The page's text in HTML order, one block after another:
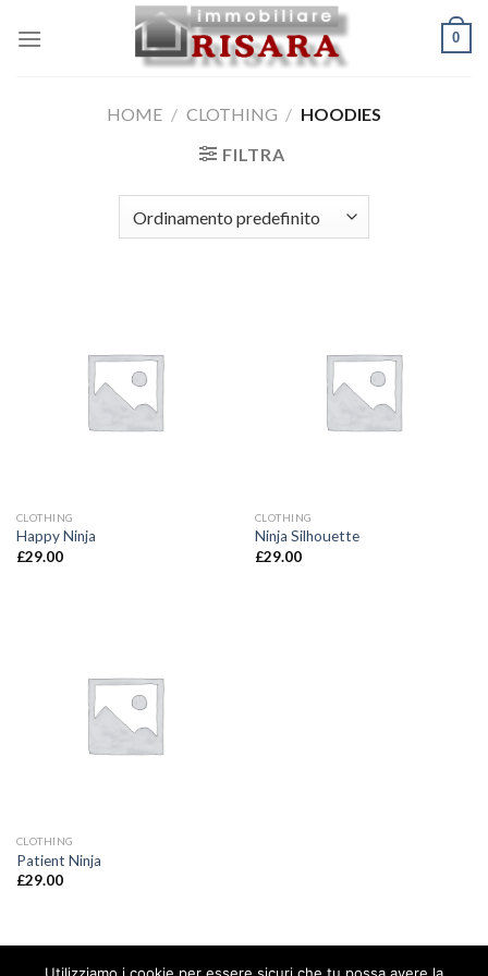
0
HOME / CLOTHING / HOODIES
FILTRA
CLOTHING
Happy Ninja
£29.00
CLOTHING
Ninja Silhouette
£29.00
CLOTHING
Patient Ninja
£29.00